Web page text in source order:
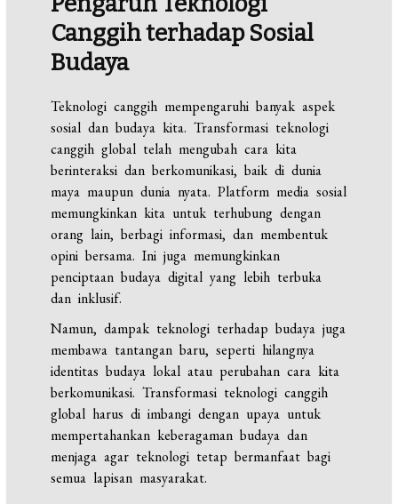
Canggih terhadap Sosial
Budaya
Teknologi canggih mempengaruhi banyak aspek
sosial dan budaya kita. Transformasi teknologi
canggih global telah mengubah cara kita
berinteraksi dan berkomunikasi, baik di dunia
maya maupun dunia nyata. Platform media sosial
memungkinkan kita untuk terhubung dengan
orang lain, berbagi informasi, dan membentuk
opini bersama. Ini juga memungkinkan
penciptaan budaya digital yang lebih terbuka
dan inklusif.
Namun, dampak teknologi terhadap budaya juga
membawa tantangan baru, seperti hilangnya
identitas budaya lokal atau perubahan cara kita
berkomunikasi. Transformasi teknologi canggih
global harus di imbangi dengan upaya untuk
mempertahankan keberagaman budaya dan
menjaga agar teknologi tetap bermanfaat bagi
semua lapisan masyarakat.